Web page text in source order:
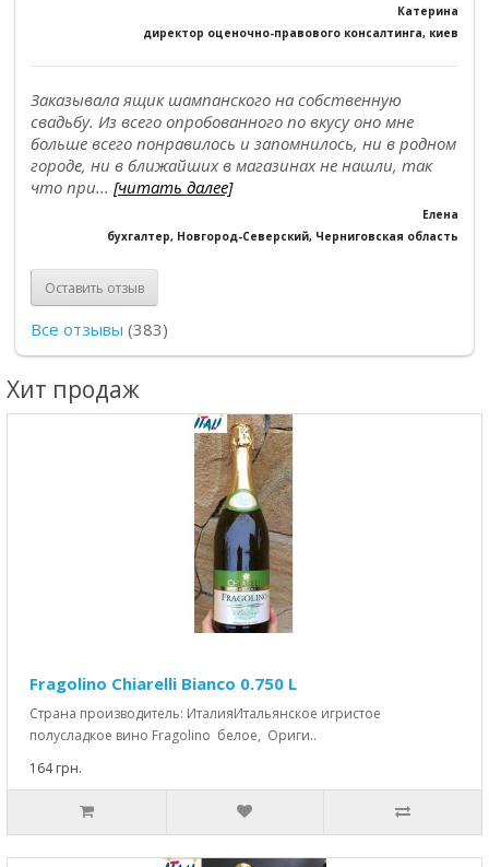
Катерина
директор оценочно-правового консалтинга, киев
Заказывала ящик шампанского на собственную
свадьбу. Из всего опробованного по вкусу оно мне
больше всего понравилось и запомнилось, ни в родном
городе, ни в ближайших в магазинах не нашли, так
что при... [читать далее]
Елена
бухгалтер, Новгород-Северский, Черниговская область
Оставить отзыв
Все отзывы (383)
Хит продаж
Fragolino Chiarelli Bianco 0.750 L
Страна производитель: ИталияИтальянское игристое
полусладкое вино Fragolino белое, Ориги..
164 грн.